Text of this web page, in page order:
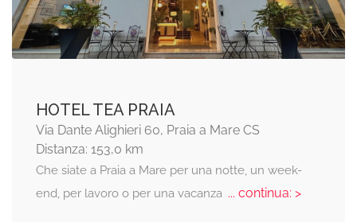
HOTEL TEA PRAIA
Via Dante Alighieri 60, Praia a Mare CS
Distanza: 153,0 km
Che siate a Praia a Mare per una notte, un week-
end, per lavoro o per una vacanza ... continua: >